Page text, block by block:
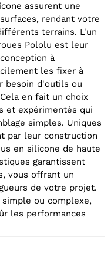
assurent une
rendant votre
terrains. L'un
Pololu est leur
à
les fixer à
besoin d'outils ou
en fait un choix
et expérimentés qui
simples. Uniques
par leur construction
en silicone de haute
garantissent
vous offrant un
de votre projet.
ou complexe,
les performances